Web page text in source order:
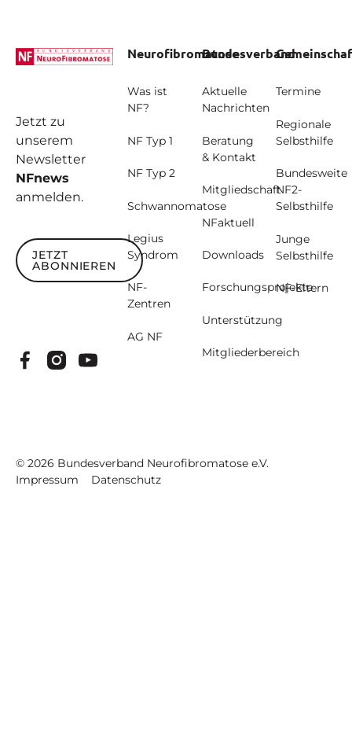
Jetzt zu
unserem
Newsletter
NFnews
anmelden.
Jetzt abonnieren
JETZT
ABONNIEREN
Neurofibromatose
Was ist
NF?
NF Typ 1
NF Typ 2
Schwannomatose
Legius
Syndrom
NF-
Zentren
AG NF
Bundesverband
Aktuelle
Nachrichten
Beratung
& Kontakt
Mitgliedschaft
NFaktuell
Downloads
Forschungsprojekte
Unterstützung
Mitgliederbereich
Termine
Regionale
Selbsthilfe
Bundesweite
NF2-
Selbsthilfe
Junge
Selbsthilfe
NF-Eltern
© 2026 Bundesverband Neurofibromatose e.V.
Impressum
Datenschutz